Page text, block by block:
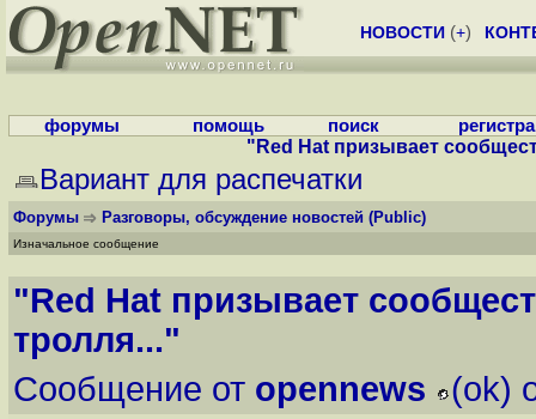
НОВОСТИ (+)
форумы помощь поиск
"Red Hat призывает
Вариант для распечатки
Форумы Разговоры, обсуждение новостей (Public)
Изначальное сообщение
"Red Hat призывает
тролля..."
Сообщение от opennews (ok)